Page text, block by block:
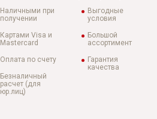
Наличными при
получении
Картами Visa и
Mastercard
Оплата по счету
Безналичный
расчет (для
юр.лиц)
Выгодные
условия
Большой
ассортимент
Гарантия
качества